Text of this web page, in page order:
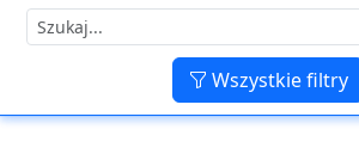
Wszystkie filtry